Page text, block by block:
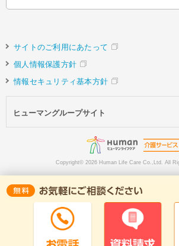
サイトのご利用にあたって
個人情報保護方針
情報セキュリティ基本方針
ヒューマングループサイト
Copyright© 2026 Human Life Care Co.,Ltd. All